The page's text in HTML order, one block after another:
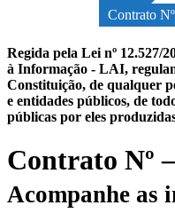
Contrato
Regida pela Lei nº 12.527/
à Informação - LAI,
Constituição, de qualquer
e entidades públicos, de
públicas por eles
Contrato Nº
Acompanhe as